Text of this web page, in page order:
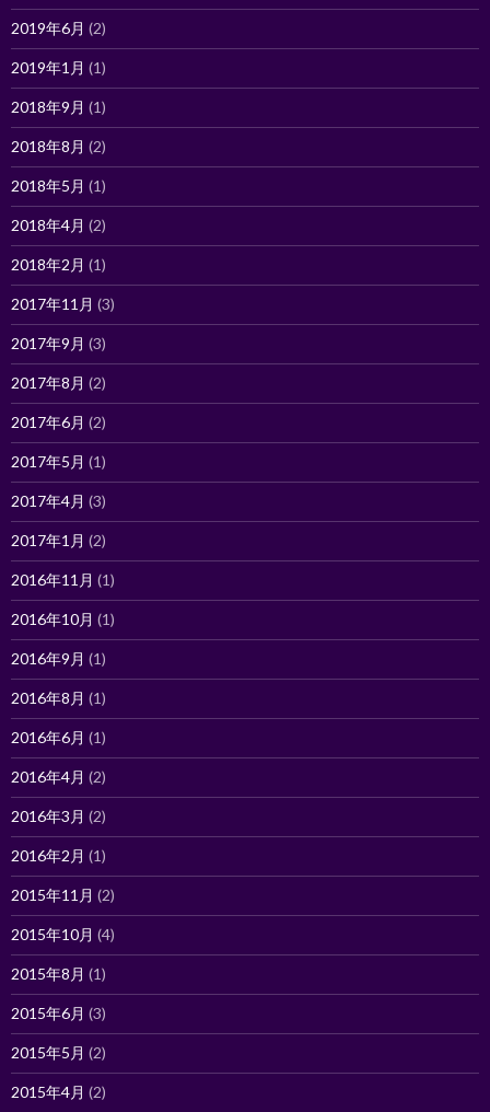
2019年6月 (2)
2019年1月 (1)
2018年9月 (1)
2018年8月 (2)
2018年5月 (1)
2018年4月 (2)
2018年2月 (1)
2017年11月 (3)
2017年9月 (3)
2017年8月 (2)
2017年6月 (2)
2017年5月 (1)
2017年4月 (3)
2017年1月 (2)
2016年11月 (1)
2016年10月 (1)
2016年9月 (1)
2016年8月 (1)
2016年6月 (1)
2016年4月 (2)
2016年3月 (2)
2016年2月 (1)
2015年11月 (2)
2015年10月 (4)
2015年8月 (1)
2015年6月 (3)
2015年5月 (2)
2015年4月 (2)